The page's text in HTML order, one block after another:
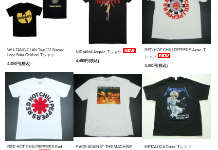
WU-TANG CLAN Tour '23 Slanted
Logo State Of Mind, Tシャツ
4,480円(税込)
NIRVANA Angelic, Tシャツ
4,480円(税込)
RED HOT CHILI PEPPERS Aztec, T
シャツ
4,480円(税込)
RED HOT CHILI PEPPERS Red
RAGE AGAINST THE MACHINE
METALLICA Doris, Tシャツ